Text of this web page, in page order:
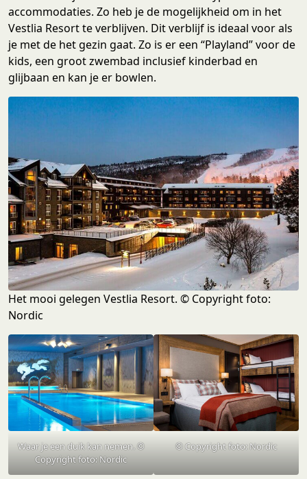
accommodaties. Zo heb je de mogelijkheid om in het
Vestlia Resort te verblijven. Dit verblijf is ideaal voor als
je met de het gezin gaat. Zo is er een “Playland” voor de
kids, een groot zwembad inclusief kinderbad en
glijbaan en kan je er bowlen.
Het mooi gelegen Vestlia Resort. © Copyright foto:
Nordic
Waar je een duik kan nemen. ©
Copyright foto: Nordic
© Copyright foto: Nordic